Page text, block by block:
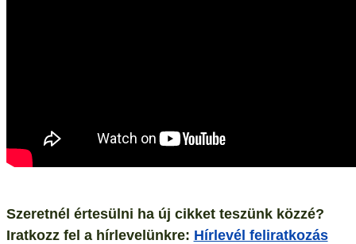
Szeretnél értesülni ha új cikket teszünk közzé?
Iratkozz fel a hírlevelünkre: Hírlevél feliratkozás